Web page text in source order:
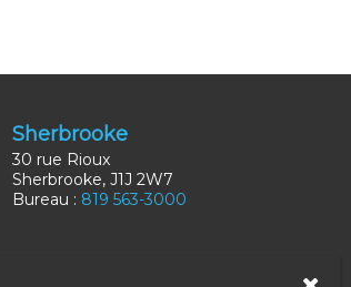
Sherbrooke
30 rue Rioux
Sherbrooke, J1J 2W7
Bureau : 819 563-3000